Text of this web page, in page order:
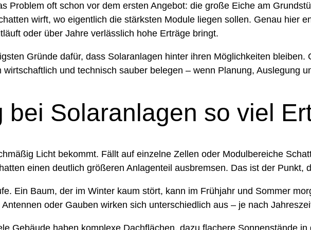
Problem oft schon vor dem ersten Angebot: die große Eiche am
wirft, wo eigentlich die stärksten Module liegen sollen. Genau hier
oder über Jahre verlässlich hohe Erträge bringt.
Gründe dafür, dass Solaranlagen hinter ihren Möglichkeiten bleiben.
und technisch sauber belegen – wenn Planung, Auslegung
bei Solaranlagen so viel
Licht bekommt. Fällt auf einzelne Zellen oder Modulbereiche
einen deutlich größeren Anlagenteil ausbremsen. Das ist der Punkt,
Ein Baum, der im Winter kaum stört, kann im Frühjahr und Sommer
oder Gauben wirken sich unterschiedlich aus – je nach